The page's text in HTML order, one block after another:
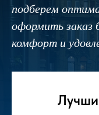
подберем
оформить заказ
комфорт и